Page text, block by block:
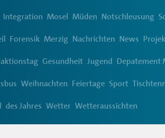
Integration Mosel Müden Notschleusung
Forensik Merzig Nachrichten News
Gesundheit Jugend Depatement
Weihnachten Feiertage Sport
des Jahres Wetter Wetteraussichten